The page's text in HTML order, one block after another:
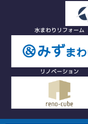
水まわりリフォーム
リノベーション